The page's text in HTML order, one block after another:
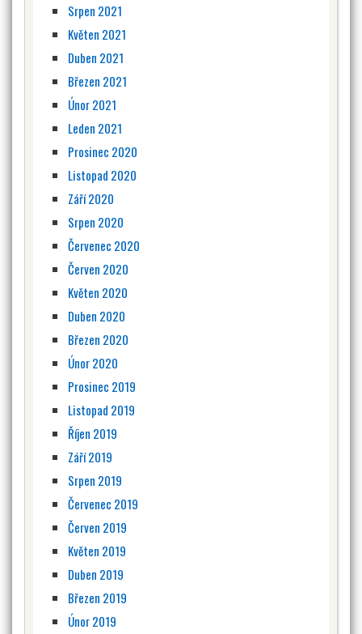
Srpen 2021
Květen 2021
Duben 2021
Březen 2021
Únor 2021
Leden 2021
Prosinec 2020
Listopad 2020
Září 2020
Srpen 2020
Červenec 2020
Červen 2020
Květen 2020
Duben 2020
Březen 2020
Únor 2020
Prosinec 2019
Listopad 2019
Říjen 2019
Září 2019
Srpen 2019
Červenec 2019
Červen 2019
Květen 2019
Duben 2019
Březen 2019
Únor 2019